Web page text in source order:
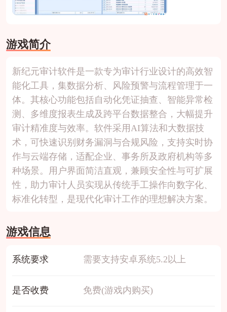
游戏简介
新纪元审计软件是一款专为审计行业设计的高效智
能化工具，集数据分析、风险预警与流程管理于一
体。其核心功能包括自动化凭证抽查、智能异常检
测、多维度报表生成及跨平台数据整合，大幅提升
审计精准度与效率。软件采用AI算法和大数据技
术，可快速识别财务漏洞与合规风险，支持实时协
作与云端存储，适配企业、事务所及政府机构等多
种场景。用户界面简洁直观，兼顾安全性与可扩展
性，助力审计人员实现从传统手工操作向数字化、
标准化转型，是现代化审计工作的理想解决方案。
游戏信息
系统要求 需要支持安卓系统5.2以上
是否收费 免费(游戏内购买)